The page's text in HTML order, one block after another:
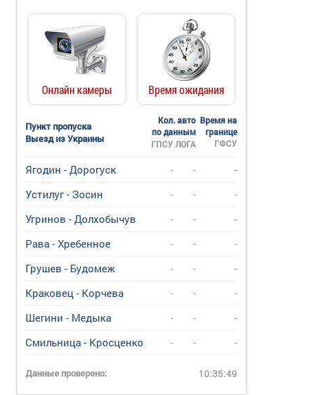
Онлайн камеры Время ожидания
Пункт пропуска
Выезд из Украины
Кол. авто
по данным
Время на
границе
ГФСУ
ГПСУ ЛОГА
Ягодин - Дорогуск - -
-
Устилуг - Зосин
- -
-
Угринов - Долхобычув
- -
-
Рава - Хребенное
- -
-
Грушев - Будомеж
- -
-
Краковец - Корчева
- -
-
Шегини - Медыка
- -
-
Смильница - Кросценко
- - -
Данные проверено: 10:35:49